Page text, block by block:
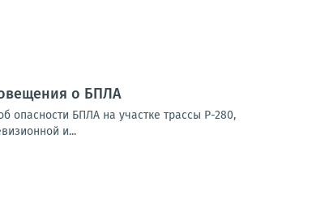
о БПЛА
опасности БПЛА на участке трассы Р-280,
и...